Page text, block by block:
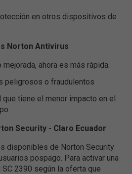
en otros dispositivos de
Norton Antivirus
ahora es más rápida.
peligrosos o fraudulentos
tiene el menor impacto en el
Security - Claro Ecuador
disponibles de Norton Security
pospago. Para activar una
2390 según la oferta que